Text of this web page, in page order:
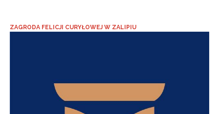
ZAGRODA FELICJI CURYŁOWEJ W ZALIPIU